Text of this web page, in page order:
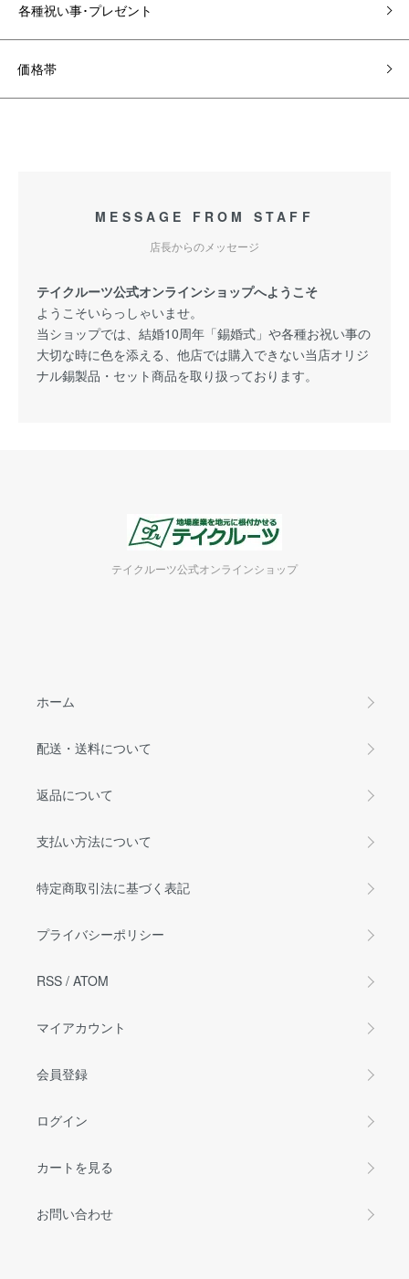
各種祝い事･プレゼント
価格帯
MESSAGE FROM STAFF
店長からのメッセージ
テイクルーツ公式オンラインショップへようこそ
ようこそいらっしゃいませ。
当ショップでは、結婚10周年「錫婚式」や各種お祝い事の
大切な時に色を添える、他店では購入できない当店オリジ
ナル錫製品・セット商品を取り扱っております。
テイクルーツ公式オンラインショップ
ホーム
配送・送料について
返品について
支払い方法について
特定商取引法に基づく表記
プライバシーポリシー
RSS / ATOM
マイアカウント
会員登録
ログイン
カートを見る
お問い合わせ